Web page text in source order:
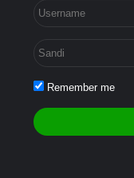
Remember me